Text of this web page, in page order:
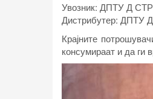
Увозник: ДПТУ Д
Дистрибутер:
Крајните
консумираат и да ги